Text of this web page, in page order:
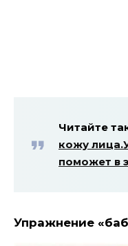
Читайте
кожу
поможет в
Упражнение